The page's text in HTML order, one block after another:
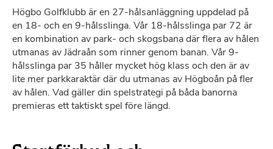
Högbo Golfklubb är en 27-hålsanläggning uppdelad på
en 18- och en 9-hålsslinga. Vår 18-hålsslinga par 72 är
en kombination av park- och skogsbana där flera av hålen
utmanas av Jädraån som rinner genom banan. Vår 9-
hålsslinga par 35 håller mycket hög klass och den är av
lite mer parkkaraktär där du utmanas av Högboån på fler
av hålen. Vad gäller din spelstrategi på båda banorna
premieras ett taktiskt spel före längd.